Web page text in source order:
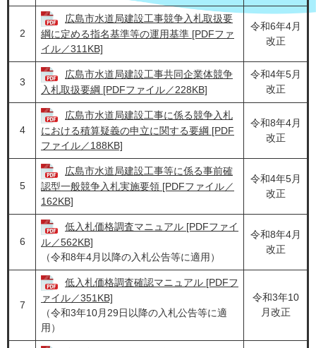
2
広島市水道局建設工事競争入札取扱要
綱に定める指名基準等の運用基準 [PDFファ
イル／311KB]
令和6年4月
改正
3
広島市水道局建設工事共同企業体競争
入札取扱要綱 [PDFファイル／228KB]
令和4年5月
改正
4
広島市水道局建設工事に係る競争入札
における積算疑義の申立に関する要綱 [PDF
ファイル／188KB]
令和8年4月
改正
5
広島市水道局建設工事等に係る事前確
認型一般競争入札実施要領 [PDFファイル／
162KB]
令和4年5月
改正
6
低入札価格調査マニュアル [PDFファイ
ル／562KB]
（令和8年4月以降の入札公告等に適用）
令和8年4月
改正
7
低入札価格調査確認マニュアル [PDFフ
ァイル／351KB]
（令和3年10月29日以降の入札公告等に適
用）
令和3年10
月改正